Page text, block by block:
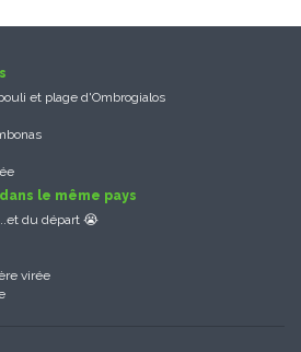
et plage d'Ombrogialos
le même pays
du départ 😭
virée